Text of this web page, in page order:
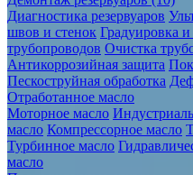
Диагностика резервуаров
швов и стенок Градуировка и
трубопроводов Очистка
Антикоррозийная защита
Пескоструйная обработка
Отработанное масло
Моторное масло
масло Компрессорное масло
Турбинное масло
масло